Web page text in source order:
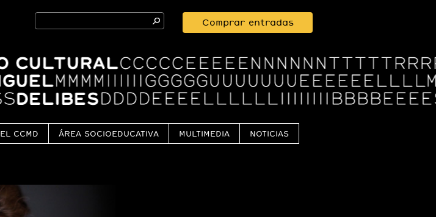
Search
for:
Comprar entradas
EL CCMD ÁREA SOCIOEDUCATIVA MULTIMEDIA NOTICIAS